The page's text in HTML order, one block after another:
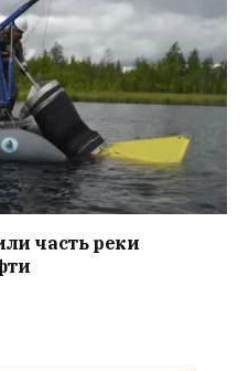
часть реки